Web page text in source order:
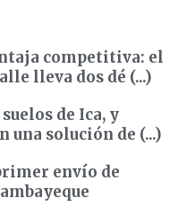
competitiva: el
lleva dos dé (...)
de Ica, y
solución de (...)
envío de